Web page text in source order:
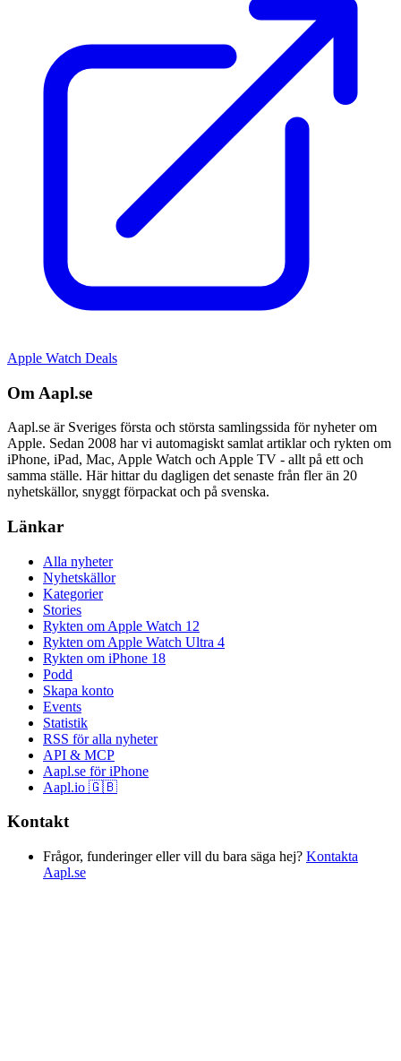
Apple Watch Deals
Om Aapl.se
Aapl.se är Sveriges första och största samlingssida för nyheter om
Apple. Sedan 2008 har vi automagiskt samlat artiklar och rykten om
iPhone, iPad, Mac, Apple Watch och Apple TV - allt på ett och
samma ställe. Här hittar du dagligen det senaste från fler än 20
nyhetskällor, snyggt förpackat och på svenska.
Länkar
Alla nyheter
Nyhetskällor
Kategorier
Stories
Rykten om Apple Watch 12
Rykten om Apple Watch Ultra 4
Rykten om iPhone 18
Podd
Skapa konto
Events
Statistik
RSS för alla nyheter
API & MCP
Aapl.se för iPhone
Aapl.io 🇬🇧
Kontakt
Frågor, funderinger eller vill du bara säga hej? Kontakta
Aapl.se